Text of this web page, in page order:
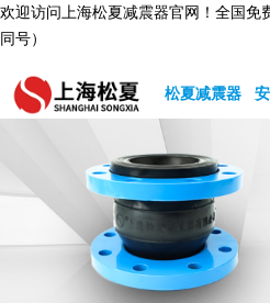
欢迎访问上海松夏减震器官网！全国免
同号）
松夏减震器 安